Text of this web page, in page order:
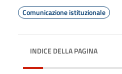
Comunicazione istituzionale
INDICE DELLA PAGINA